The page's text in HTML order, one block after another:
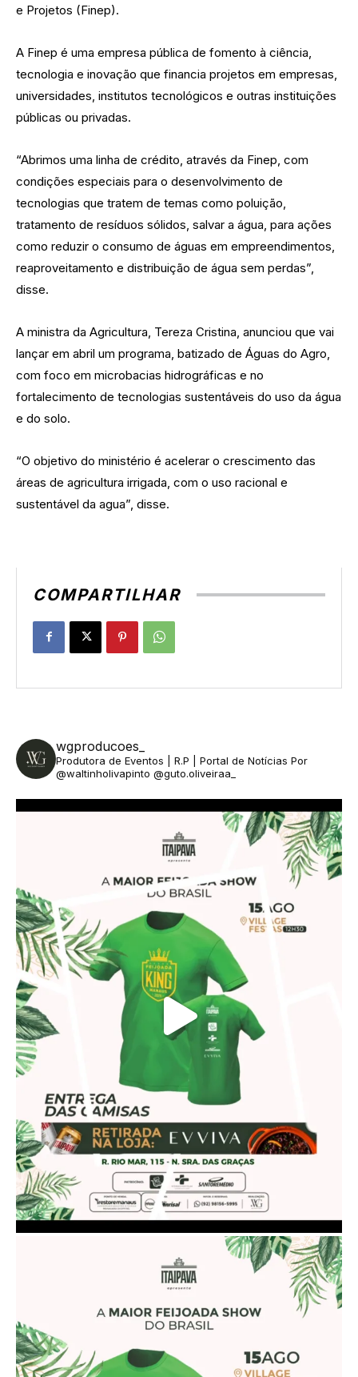
e Projetos (Finep).
A Finep é uma empresa pública de fomento à ciência,
tecnologia e inovação que financia projetos em empresas,
universidades, institutos tecnológicos e outras instituições
públicas ou privadas.
“Abrimos uma linha de crédito, através da Finep, com
condições especiais para o desenvolvimento de
tecnologias que tratem de temas como poluição,
tratamento de resíduos sólidos, salvar a água, para ações
como reduzir o consumo de águas em empreendimentos,
reaproveitamento e distribuição de água sem perdas”,
disse.
A ministra da Agricultura, Tereza Cristina, anunciou que vai
lançar em abril um programa, batizado de Águas do Agro,
com foco em microbacias hidrográficas e no
fortalecimento de tecnologias sustentáveis do uso da água
e do solo.
“O objetivo do ministério é acelerar o crescimento das
áreas de agricultura irrigada, com o uso racional e
sustentável da agua”, disse.
COMPARTILHAR
wgproducoes_
Produtora de Eventos | R.P | Portal de Notícias Por
@waltinholivapinto @guto.oliveiraa_